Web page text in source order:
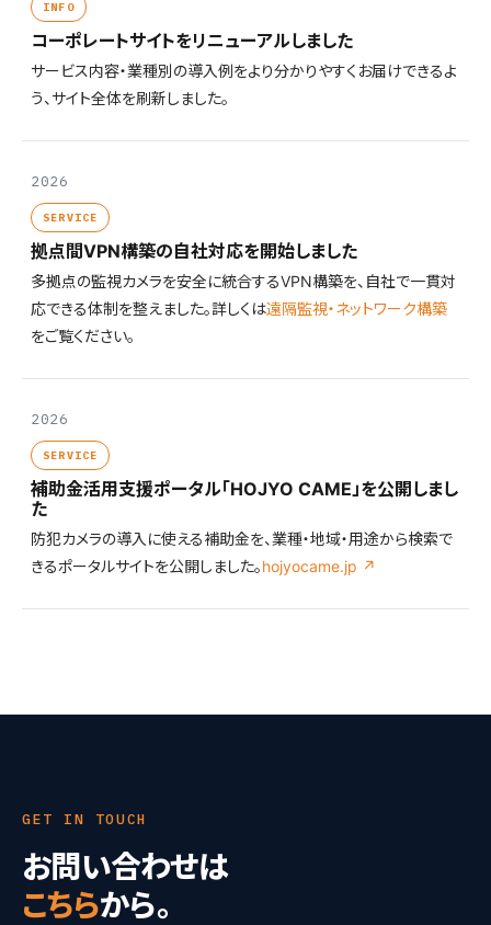
INFO
コーポレートサイトをリニューアルしました
サービス内容・業種別の導入例をより分かりやすくお届けできるよ
う、サイト全体を刷新しました。
2026
SERVICE
拠点間VPN構築の自社対応を開始しました
多拠点の監視カメラを安全に統合するVPN構築を、自社で一貫対
応できる体制を整えました。詳しくは遠隔監視・ネットワーク構築
をご覧ください。
2026
SERVICE
補助金活用支援ポータル「HOJYO CAME」を公開しまし
た
防犯カメラの導入に使える補助金を、業種・地域・用途から検索で
きるポータルサイトを公開しました。hojyocame.jp ↗
GET IN TOUCH
お問い合わせは
こちらから。